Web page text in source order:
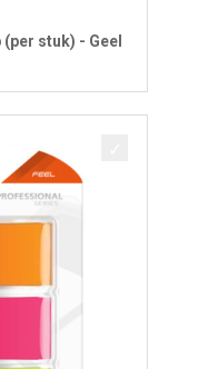
stuk) - Geel